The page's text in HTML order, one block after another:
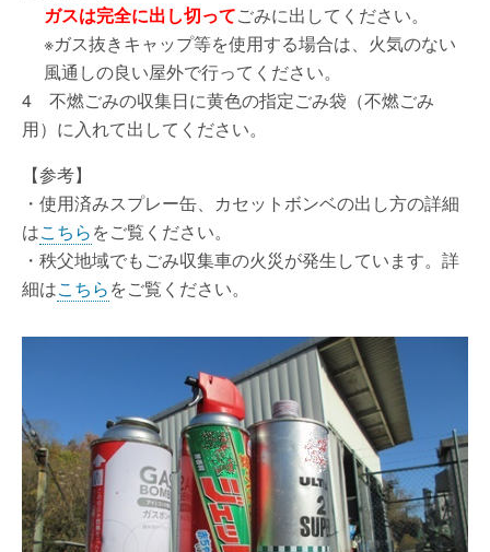
ガスは完全に出し切ってごみに出してください。
※ガス抜きキャップ等を使用する場合は、火気のない
風通しの良い屋外で行ってください。
4 不燃ごみの収集日に黄色の指定ごみ袋（不燃ごみ
用）に入れて出してください。
【参考】
・使用済みスプレー缶、カセットボンベの出し方の詳細
はこちらをご覧ください。
・秩父地域でもごみ収集車の火災が発生しています。詳
細はこちらをご覧ください。